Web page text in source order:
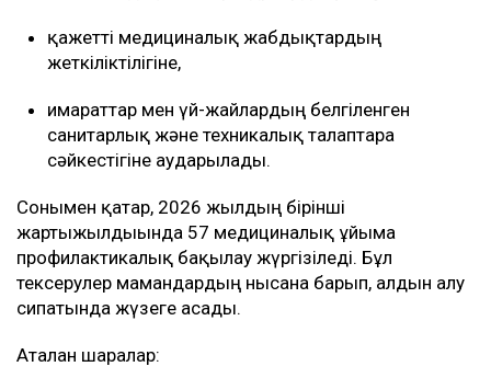
қажетті медициналық жабдықтардың
жеткіліктілігіне,
ғимараттар мен үй-жайлардың белгіленген
санитарлық және техникалық талаптарға
сәйкестігіне аударылады.
Сонымен қатар, 2026 жылдың бірінші
жартыжылдығында 57 медициналық ұйымға
профилактикалық бақылау жүргізіледі. Бұл
тексерулер мамандардың нысанға барып, алдын алу
сипатында жүзеге асады.
Аталған шаралар: